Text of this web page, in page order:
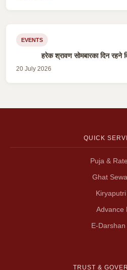
EVENTS
हरेक श्रावण सोमबारका दिन रहने
20 July 2026
QUICK
Puja &
Ghat Sewa
Advance
E-
TRUST &